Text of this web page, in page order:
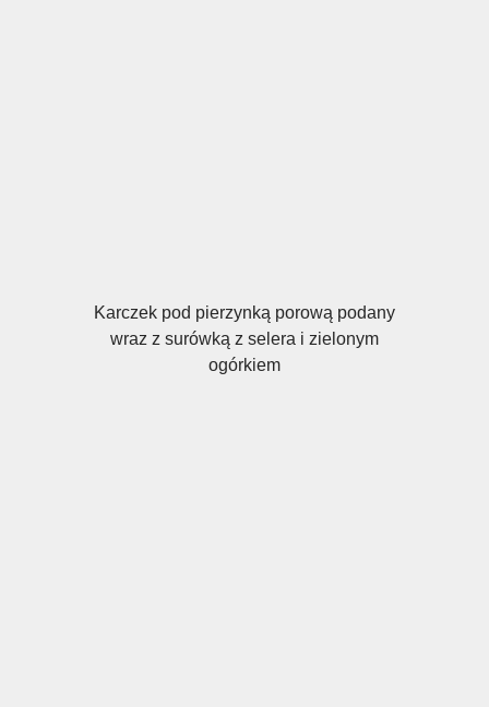
Karczek pod pierzynką porową podany
wraz z surówką z selera i zielonym
ogórkiem